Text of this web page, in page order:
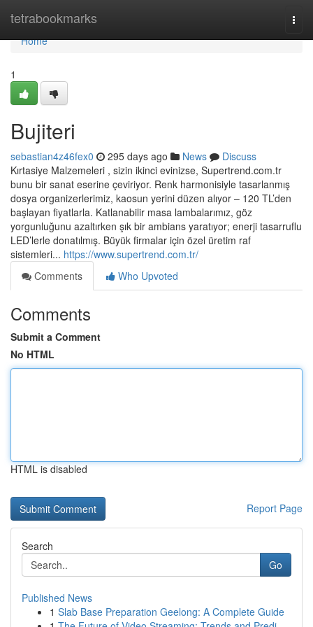
tetrabookmarks
Home
Home
1
Bujiteri
sebastian4z46fex0 295 days ago News
Discuss
Kırtasiye Malzemeleri , sizin ikinci evinizse, Supertrend.com.tr
bunu bir sanat eserine çeviriyor. Renk harmonisiyle tasarlanmış
dosya organizerlerimiz, kaosun yerini düzen alıyor – 120 TL’den
başlayan fiyatlarla. Katlanabilir masa lambalarımız, göz
yorgunluğunu azaltırken şık bir ambians yaratıyor; enerji tasarruflu
LED’lerle donatılmış. Büyük firmalar için özel üretim raf
sistemleri... https://www.supertrend.com.tr/
Comments
Who Upvoted
Comments
Submit a Comment
No HTML
HTML is disabled
Report Page
Search
Go
Published News
1 Slab Base Preparation Geelong: A Complete Guide